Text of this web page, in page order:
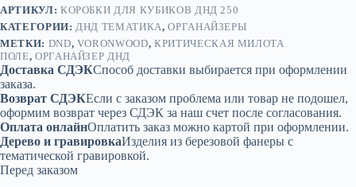
АРТИКУЛ: КОРОБКИ ДЛЯ КУБИКОВ ДНД 250
КАТЕГОРИИ: ДНД ТЕМАТИКА,ОРГАНАЙЗЕРЫ
МЕТКИ: DND, VORONWOOD, КРИТИЧЕСКАЯ МИЛОТА
ПОЛЕ, ОРГАНАЙЗЕР ДНД
Доставка СДЭКСпособ доставки выбирается при оформлении
заказа.
Возврат СДЭКЕсли с заказом проблема или товар не подошел,
оформим возврат через СДЭК за наш счет после согласования.
Оплата онлайнОплатить заказ можно картой при оформлении.
Дерево и гравировкаИзделия из березовой фанеры с
тематической гравировкой.
Перед заказом